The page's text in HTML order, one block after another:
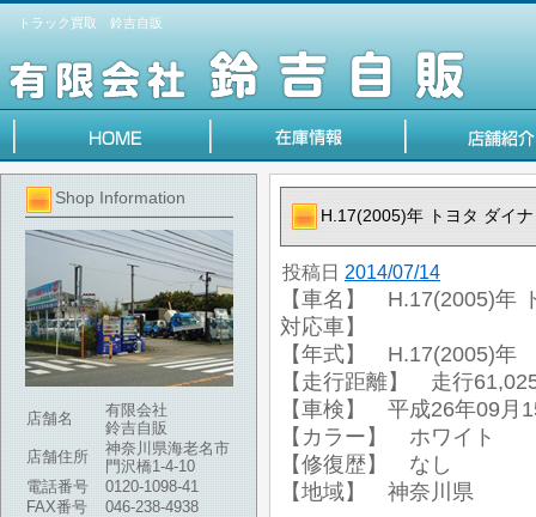
トラック買取 鈴吉自販
Shop Information
店舗名
有限会社
鈴吉自販
店舗住所
神奈川県海老名市
門沢橋1-4-10
電話番号
0120-1098-41
FAX番号
046-238-4938
H.17(2005)年 トヨタ ダイ
投稿日 2014/07/14
【車名】 H.17(2005)年
対応車】
【年式】 H.17(2005)年
【走行距離】 走行
【車検】 平成26年09月
【カラー】 ホワイト
【修復歴】 なし
【地域】 神奈川県